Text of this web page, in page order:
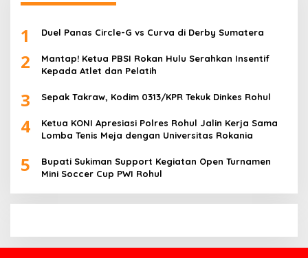
1 Duel Panas Circle-G vs Curva di Derby Sumatera
2
Mantap! Ketua PBSI Rokan Hulu Serahkan Insentif
Kepada Atlet dan Pelatih
3 Sepak Takraw, Kodim 0313/KPR Tekuk Dinkes Rohul
4
Ketua KONI Apresiasi Polres Rohul Jalin Kerja Sama
Lomba Tenis Meja dengan Universitas Rokania
5
Bupati Sukiman Support Kegiatan Open Turnamen
Mini Soccer Cup PWI Rohul